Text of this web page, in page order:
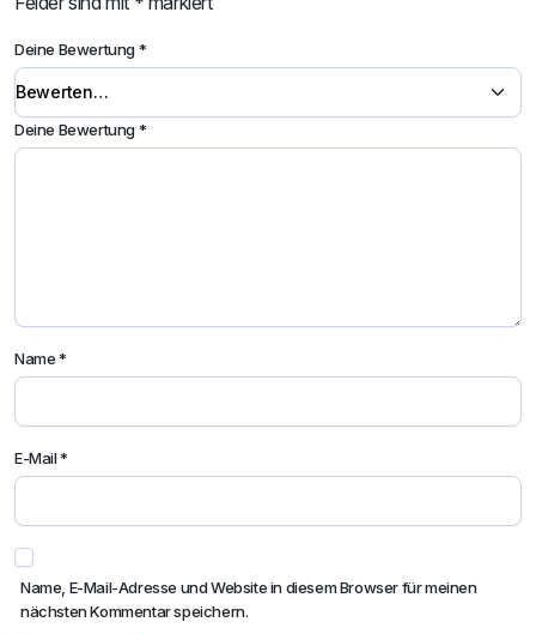
Deine Bewertung*
Deine Bewertung*
Name*
E-Mail*
Name, E-Mail-Adresse und Website in diesem Browser für meinen
nächsten Kommentar speichern.